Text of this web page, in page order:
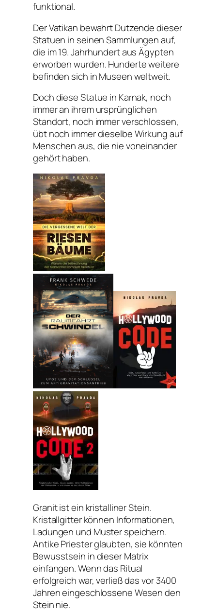
funktional.
Der Vatikan bewahrt Dutzende dieser
Statuen in seinen Sammlungen auf,
die im 19. Jahrhundert aus Ägypten
erworben wurden. Hunderte weitere
befinden sich in Museen weltweit.
Doch diese Statue in Karnak, noch
immer an ihrem ursprünglichen
Standort, noch immer verschlossen,
übt noch immer dieselbe Wirkung auf
Menschen aus, die nie voneinander
gehört haben.
Granit ist ein kristalliner Stein.
Kristallgitter können Informationen,
Ladungen und Muster speichern.
Antike Priester glaubten, sie könnten
Bewusstsein in dieser Matrix
einfangen. Wenn das Ritual
erfolgreich war, verließ das vor 3400
Jahren eingeschlossene Wesen den
Stein nie.